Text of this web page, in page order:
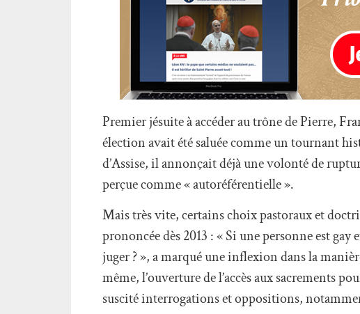
Premier jésuite à accéder au trône de Pierre,
élection avait été saluée comme un tournant
d’Assise, il annonçait déjà une volonté de
perçue comme « autoréférentielle ».
Mais très vite, certains choix pastoraux et
prononcée dès 2013 : « Si une personne est
juger ? », a marqué une inflexion dans la
même, l’ouverture de l’accès aux sacrements
suscité interrogations et oppositions,